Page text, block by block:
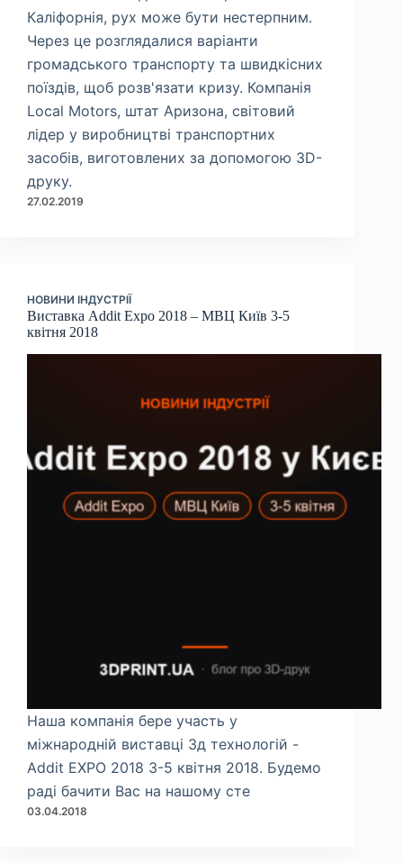
Каліфорнія, рух може бути нестерпним.
Через це розглядалися варіанти
громадського транспорту та швидкісних
поїздів, щоб розв'язати кризу. Компанія
Local Motors, штат Аризона, світовий
лідер у виробництві транспортних
засобів, виготовлених за допомогою 3D-
друку.
27.02.2019
НОВИНИ ІНДУСТРІЇ
Виставка Addit Expo 2018 – МВЦ Київ 3-5
квітня 2018
Наша компанія бере участь у
міжнародній виставці 3д технологій -
Addit EXPO 2018 3-5 квітня 2018. Будемо
раді бачити Вас на нашому сте
03.04.2018